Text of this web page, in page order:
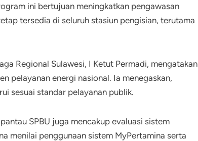
ini bertujuan meningkatkan pengawasan
tersedia di seluruh stasiun pengisian, terutama
Regional Sulawesi, I Ketut Permadi, mengatakan
pelayanan energi nasional. Ia menegaskan,
sesuai standar pelayanan publik.
SPBU juga mencakup evaluasi sistem
menilai penggunaan sistem MyPertamina serta